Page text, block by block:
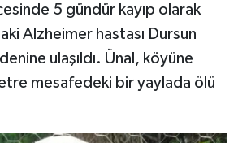
5 gündür kayıp olarak
Alzheimer hastası Dursun
ulaşıldı. Ünal, köyüne
mesafedeki bir yaylada ölü